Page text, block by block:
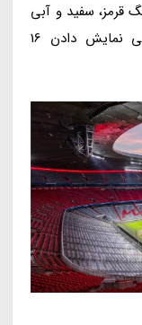
قرمز، سفید و آبی
را نشان می دادند، از سال 2015 توانایی نمایش دادن 16